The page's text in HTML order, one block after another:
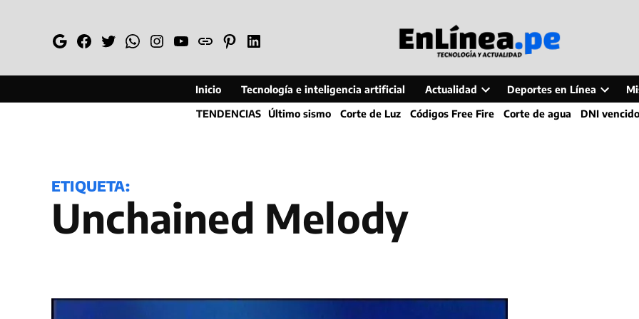
GoogleFacebook
TwitterWhatsapp
Instagram
YouTube
WebPinterestLinkedin
Inicio Tecnología e inteligencia artificial Actualidad
Open
dropdown
Deportes en Línea
Open
dropdown
TENDENCIAS Último sismo Corte de Luz Códigos Free Fire Corte de agua DNI vencido
ETIQUETA:
Unchained Melody